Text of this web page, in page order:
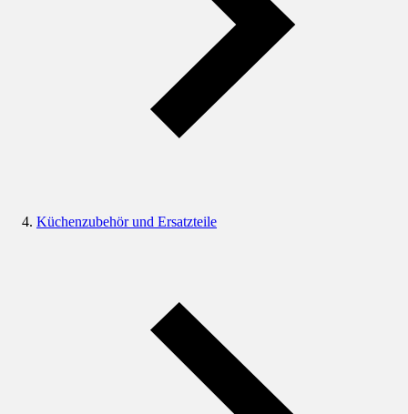
Küchenzubehör und Ersatzteile